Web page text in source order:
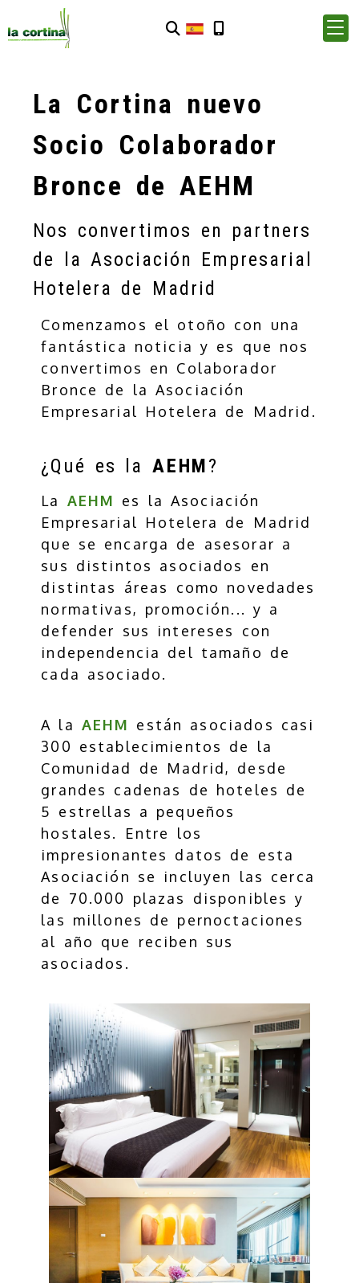
La Cortina nuevo
Socio Colaborador
Bronce de AEHM
Nos convertimos en partners
de la Asociación Empresarial
Hotelera de Madrid
Comenzamos el otoño con una
fantástica noticia y es que nos
convertimos en Colaborador
Bronce de la Asociación
Empresarial Hotelera de Madrid.
¿Qué es la AEHM?
La AEHM es la Asociación
Empresarial Hotelera de Madrid
que se encarga de asesorar a
sus distintos asociados en
distintas áreas como novedades
normativas, promoción... y a
defender sus intereses con
independencia del tamaño de
cada asociado.
A la AEHM están asociados casi
300 establecimientos de la
Comunidad de Madrid, desde
grandes cadenas de hoteles de
5 estrellas a pequeños
hostales. Entre los
impresionantes datos de esta
Asociación se incluyen las cerca
de 70.000 plazas disponibles y
las millones de pernoctaciones
al año que reciben sus
asociados.